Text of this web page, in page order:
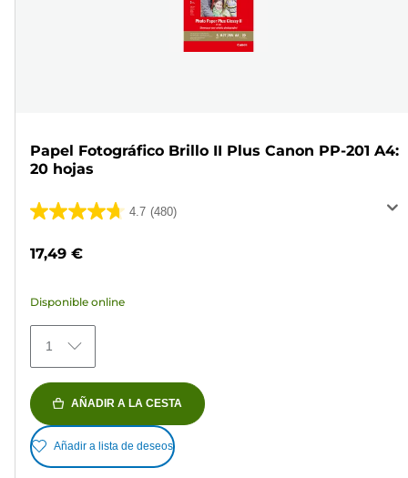
Papel Fotográfico Brillo II Plus Canon PP-201 A4:
20 hojas
4.7 (480)
4.7
480
reseñas
17,49 €
Disponible online
1
AÑADIR A LA CESTA
Añadir a lista de deseos